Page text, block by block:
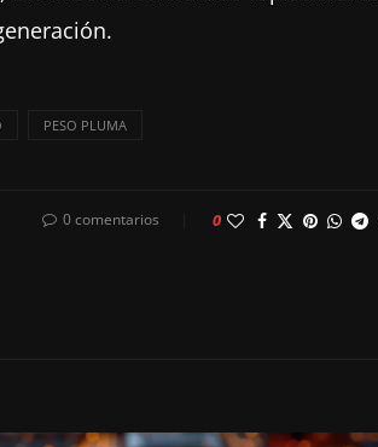
PESO PLUMA
0 comentarios 0